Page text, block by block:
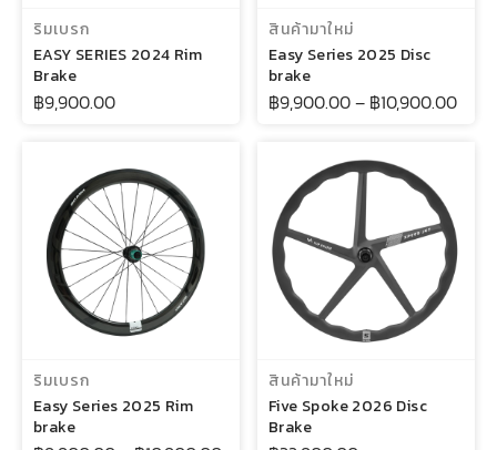
ริมเบรก
EASY SERIES 2024 Rim
Brake
฿9,900.00
สินค้ามาใหม่
Easy Series 2025 Disc
brake
฿9,900.00– ฿10,900.00
เลือกรูปแบบ
ริมเบรก
Easy Series 2025 Rim
brake
หยิบใส่ตะกร้า
สินค้ามาใหม่
Five Spoke 2026 Disc
Brake